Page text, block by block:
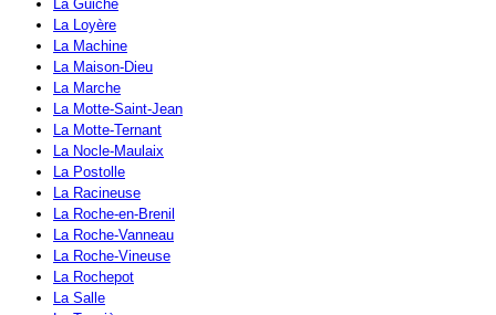
La Guiche
La Loyère
La Machine
La Maison-Dieu
La Marche
La Motte-Saint-Jean
La Motte-Ternant
La Nocle-Maulaix
La Postolle
La Racineuse
La Roche-en-Brenil
La Roche-Vanneau
La Roche-Vineuse
La Rochepot
La Salle